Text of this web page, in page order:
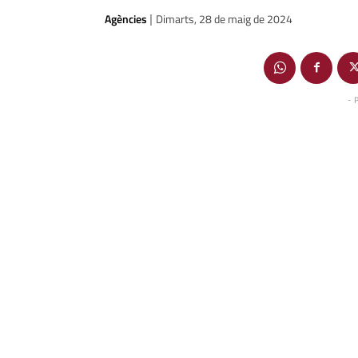
Agències | Dimarts, 28 de maig de 2024
-